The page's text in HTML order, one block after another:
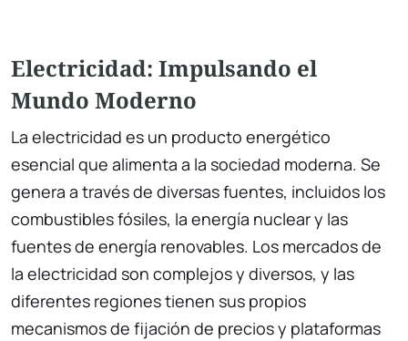
Electricidad: Impulsando el
Mundo Moderno
La electricidad es un producto energético
esencial que alimenta a la sociedad moderna. Se
genera a través de diversas fuentes, incluidos los
combustibles fósiles, la energía nuclear y las
fuentes de energía renovables. Los mercados de
la electricidad son complejos y diversos, y las
diferentes regiones tienen sus propios
mecanismos de fijación de precios y plataformas